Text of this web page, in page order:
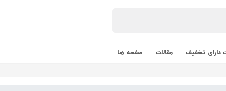
دارای تخفیف مقالات صفحه ها